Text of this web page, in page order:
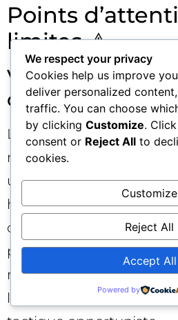
Points
limites ⚠️
Volatilité et
des modèles
Les comportements
modèle donné (ou une
universels. Les moteurs
heuristiques ; le poids
docs officielles ou des
peut évoluer. D’où
robuste, centrée sur la
l’accessibilité machine,
We respect your privacy
Cookies help us improve
deliver personalized
traffic. You can choose
by clicking Customize. Click
consent or Reject All to
cookies.
Customize
Reject All
Accept All
Powered by